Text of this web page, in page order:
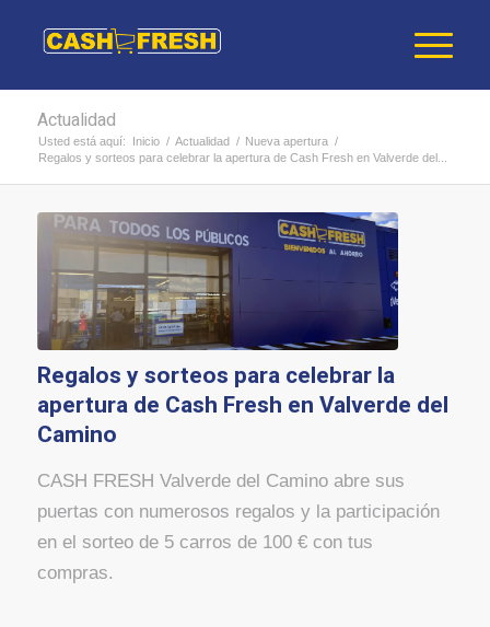
Actualidad
Usted está aquí: Inicio / Actualidad / Nueva apertura /
Regalos y sorteos para celebrar la apertura de Cash Fresh en Valverde del...
Regalos y sorteos para celebrar la
apertura de Cash Fresh en Valverde del
Camino
CASH FRESH Valverde del Camino abre sus
puertas con numerosos regalos y la participación
en el sorteo de 5 carros de 100 € con tus
compras.